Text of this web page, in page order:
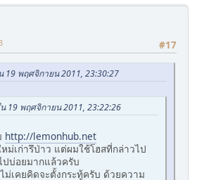
#17
19 พฤศจิกายน 2011, 23:30:27
19 พฤศจิกายน 2011, 23:22:26
http://lemonhub.net
ม่เก่ารึป่าว แต่ผมใช้โฮสที่กล่าวไป
ปบ่อยมากแล้วครับ
ม่เคยคิดจะตั้งกระทู้ครับ ด้วยความ